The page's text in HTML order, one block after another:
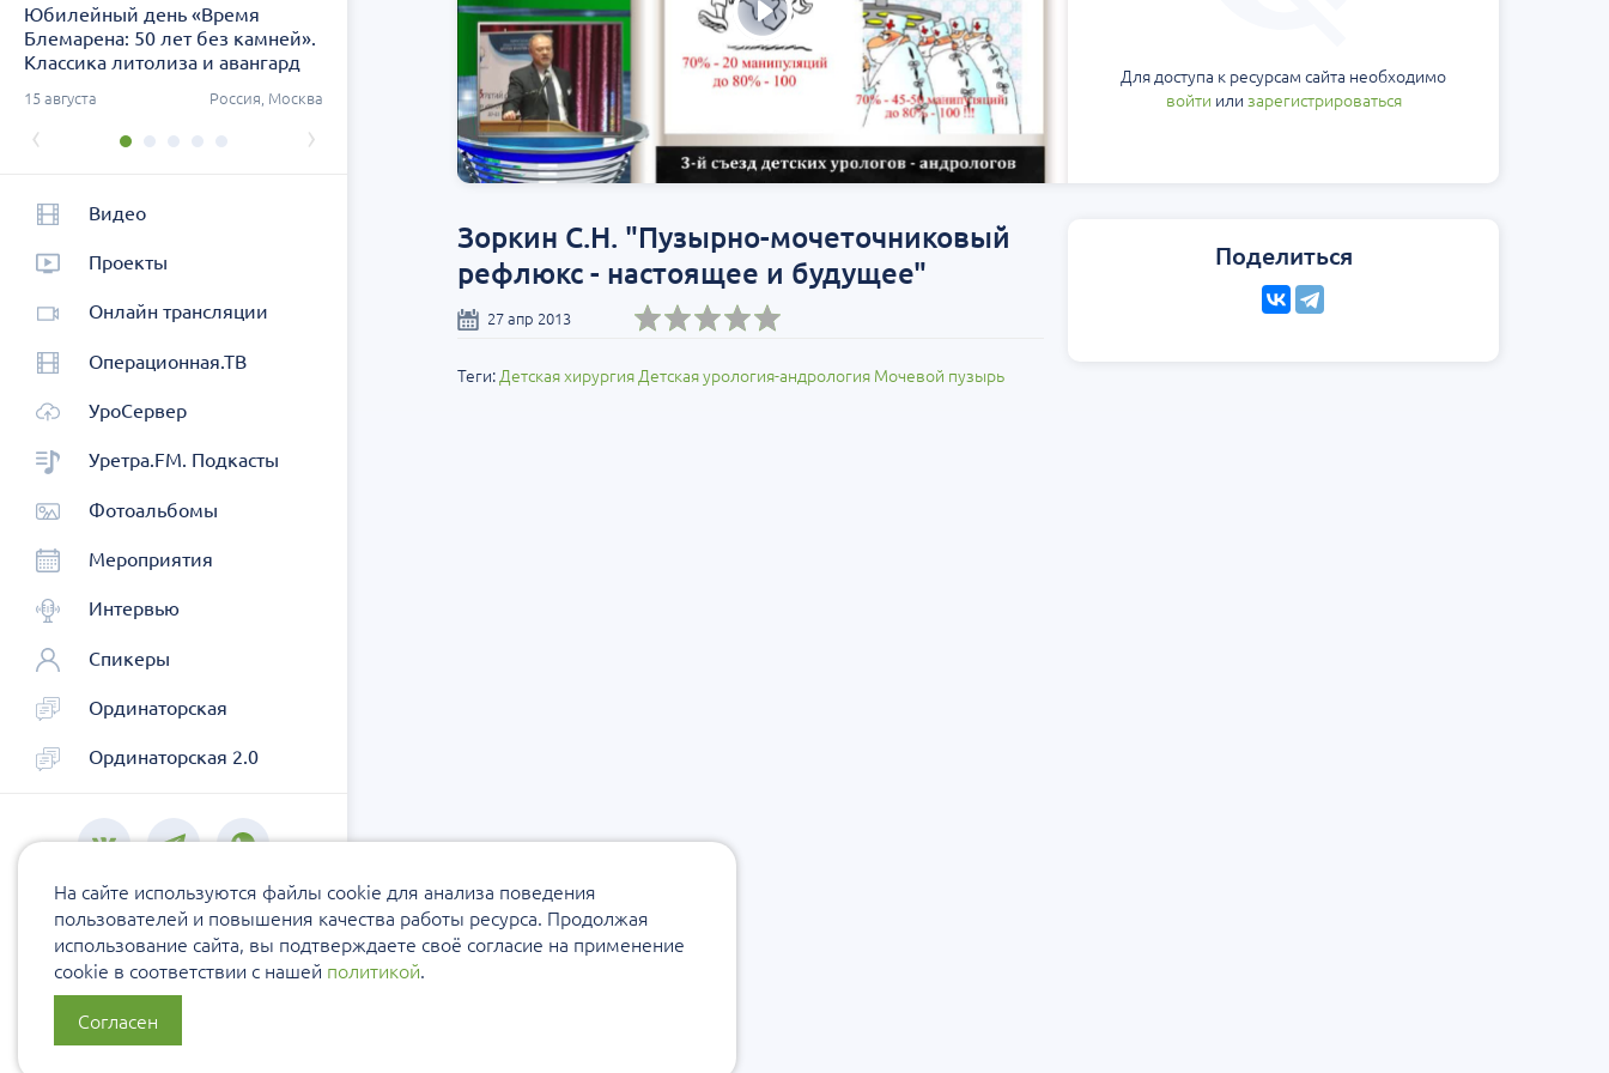
Юбилейный день «Время
Блемарена: 50 лет без камней».
Классика литолиза и авангард
Россия, Москва
15 августа
Заседание ДОК «АСПЕКТ»:
СЗФО. Актуальные вопросы
Россия, Санкт-Петербург
Научно-практическая
региональная интернет-
конференция «УроМикс»
Россия, Хабаровск
28 августа
Научно-практическая
конференция «Урология на 360°.
Экосистема в частной
медицине»
Россия, Москва
04 сентября Россия, Екатеринбург
07 сентября
‹ ›
Видео
Проекты
Онлайн трансляции
Операционная.ТВ
УроСервер
Уретра.FM. Подкасты
Фотоальбомы
Мероприятия
Интервью
Спикеры
Ординаторская
Ординаторская 2.0
Для доступа к ресурсам сайта необходимо
войти или зарегистрироваться
Поделиться
Зоркин С.Н. "Пузырно-мочеточниковый
рефлюкс - настоящее и будущее"
27 апр 2013
Теги: Детская хирургия Детская урология-андрология Мочевой пузырь
На сайте используются файлы cookie для анализа поведения
пользователей и повышения качества работы ресурса. Продолжая
использование сайта, вы подтверждаете своё согласие на применение
cookie в соответствии с нашей политикой.
Согласен